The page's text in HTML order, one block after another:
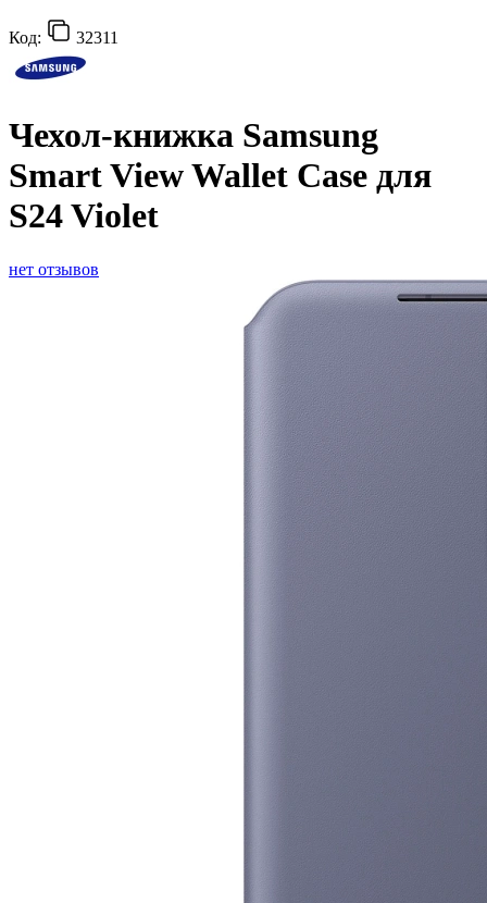
Код: 32311
Чехол-книжка Samsung
Smart View Wallet Case для
S24 Violet
нет отзывов